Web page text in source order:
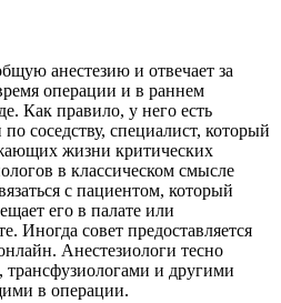
анестезию и отвечает за
операции и в раннем
Как правило, у него есть
соседству, специалист, который
жизни критических
в классическом смысле
с пациентом, который
его в палате или
Иногда совет предоставляется
Анестезиологи тесно
трансфузиологами и другими
в операции.